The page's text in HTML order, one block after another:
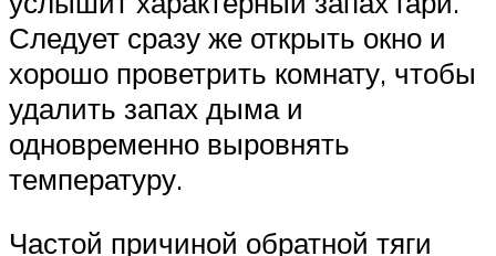
Следует сразу же открыть окно и
хорошо проветрить комнату, чтобы
удалить запах дыма и
одновременно выровнять
температуру.
Частой причиной обратной тяги